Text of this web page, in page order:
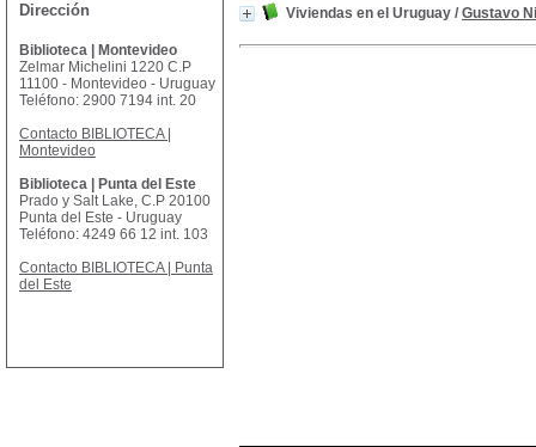
Viviendas en el Uruguay / Gustavo
Dirección
Biblioteca | Montevideo
Zelmar Michelini 1220 C.P
11100 - Montevideo - Uruguay
Teléfono: 2900 7194 int. 20
Contacto BIBLIOTECA |
Montevideo
Biblioteca | Punta del Este
Prado y Salt Lake, C.P 20100
Punta del Este - Uruguay
Teléfono: 4249 66 12 int. 103
Contacto BIBLIOTECA | Punta
del Este